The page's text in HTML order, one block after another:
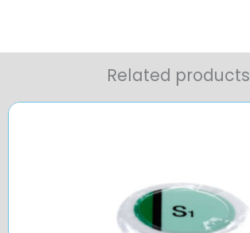
Related products
Price